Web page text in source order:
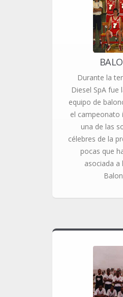
Durante la
Diesel SpA fue
equipo de
el campeonato
una de las
célebres de la
pocas que
asociada a